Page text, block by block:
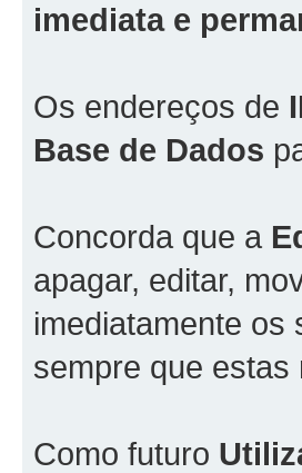
imediata e
Os endereços de
Base de Dados
Concorda que a
apagar, editar,
imediatamente os
sempre que
Como futuro